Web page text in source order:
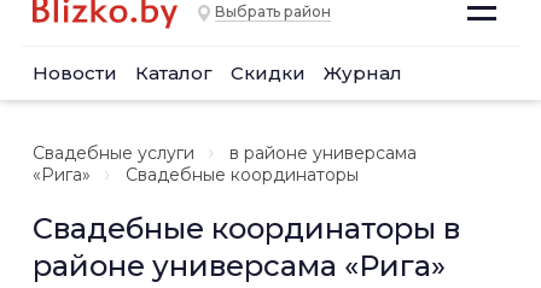
Выбрать район
Новости Каталог Скидки Журнал
Свадебные услуги
в районе универсама
«Рига»
Свадебные координаторы
Свадебные координаторы в
районе универсама «Рига»